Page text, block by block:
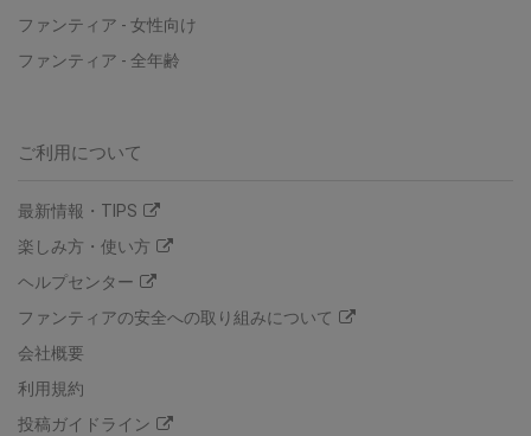
ファンティア - 女性向け
ファンティア - 全年齢
ご利用について
最新情報・TIPS
楽しみ方・使い方
ヘルプセンター
ファンティアの安全への取り組みについて
会社概要
利用規約
投稿ガイドライン